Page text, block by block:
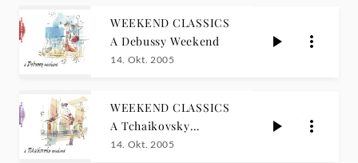
WEEKEND CLASSICS
A Debussy Weekend
14. Okt. 2005
WEEKEND CLASSICS
A Tchaikovsky
Weekend
14. Okt. 2005